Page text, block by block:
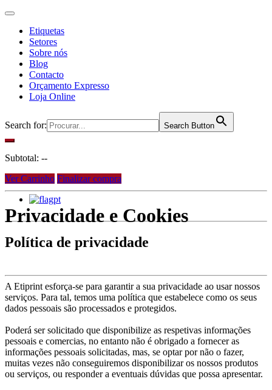
Etiquetas
Setores
Sobre nós
Blog
Contacto
Orçamento Expresso
Loja Online
Search for: Search Button
Subtotal: --
Ver Carrinho Finalizar compra
pt
Privacidade e Cookies
Política de privacidade
A Etiprint esforça-se para garantir a sua privacidade ao usar nossos
serviços. Para tal, temos uma política que estabelece como os seus
dados pessoais são processados e protegidos.
Poderá ser solicitado que disponibilize as respetivas informações
pessoais e comercias, no entanto não é obrigado a fornecer as
informações pessoais solicitadas, mas, se optar por não o fazer,
muitas vezes não conseguiremos disponibilizar os nossos produtos
ou serviços, ou responder a eventuais dúvidas que possa apresentar.